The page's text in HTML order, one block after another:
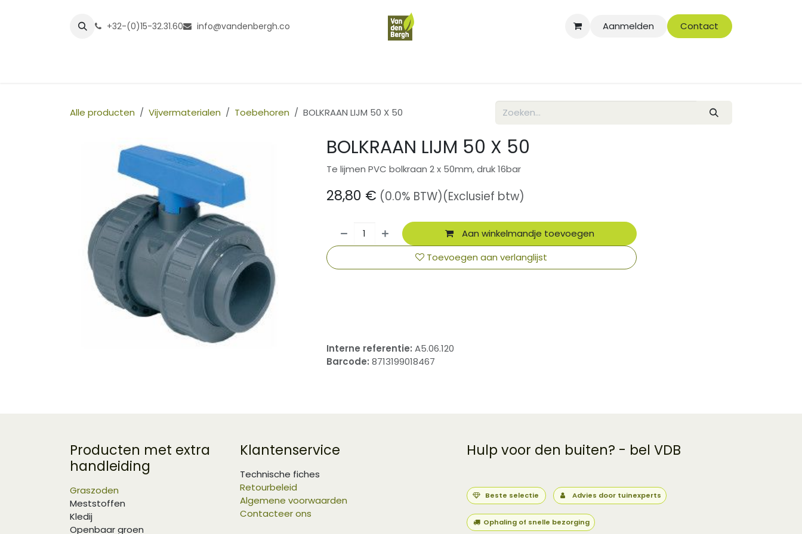
+32-(0)15-32.31.60 info@vandenbergh.co Aanmelden Contact
Alle producten Vijvermaterialen Toebehoren BOLKRAAN LIJM 50 X 50
BOLKRAAN LIJM 50 X 50
Te lijmen PVC bolkraan 2 x 50mm, druk 16bar
28,80 € (0.0% BTW)(Exclusief btw)
Aan winkelmandje toevoegen
Toevoegen aan verlanglijst
Interne referentie: A5.06.120
Barcode: 8713199018467
Producten met extra
handleiding
Graszoden
Meststoffen
Kledij
Openbaar groen
Klantenservice
Technische fiches
Retourbeleid
Algemene voorwaarden
Contacteer ons
Hulp voor den buiten? - bel VDB
Beste selectie Advies door tuinexperts
Ophaling of snelle bezorging